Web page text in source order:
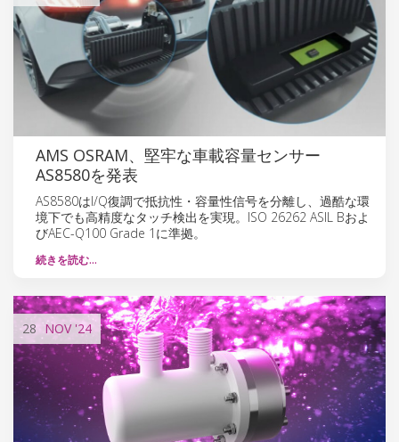
AMS OSRAM、堅牢な車載容量センサー
AS8580を発表
AS8580はI/Q復調で抵抗性・容量性信号を分離し、過酷な環
境下でも高精度なタッチ検出を実現。ISO 26262 ASIL Bおよ
びAEC-Q100 Grade 1に準拠。
続きを読む…
28 NOV'24